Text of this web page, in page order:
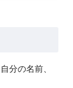
分の名前、